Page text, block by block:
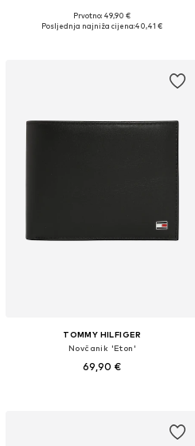
Dostupne veličine: One Size
Prvotno: 49,90 €
Posljednja najniža cijena:40,41 €
TOMMY HILFIGER
Novčanik 'Eton'
69,90 €